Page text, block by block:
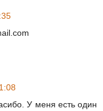
У меня есть один